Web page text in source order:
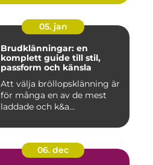
05. jan
Brudklänningar: en
komplett guide till stil,
passform och känsla
Att välja bröllopsklänning är
för många en av de mest
laddade och k&a...
06. dec